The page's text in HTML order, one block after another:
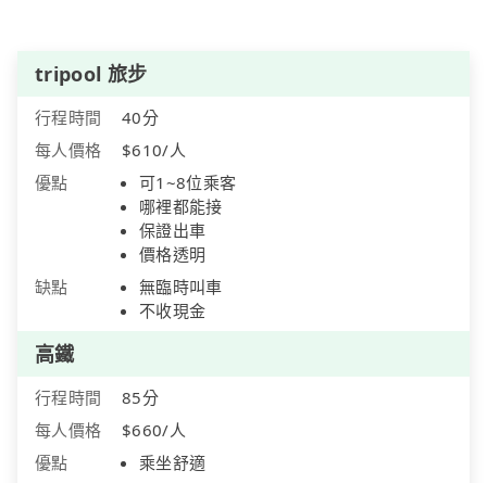
tripool 旅步
行程時間
40分
每人價格
$610/人
優點
可1~8位乘客
哪裡都能接
保證出車
價格透明
缺點
無臨時叫車
不收現金
高鐵
行程時間
85分
每人價格
$660/人
優點
乘坐舒適